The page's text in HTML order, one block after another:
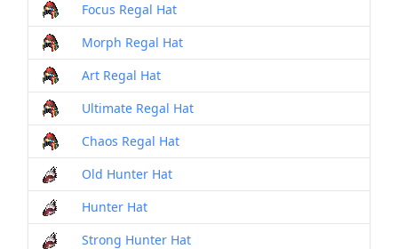
Focus Regal Hat
Morph Regal Hat
Art Regal Hat
Ultimate Regal Hat
Chaos Regal Hat
Old Hunter Hat
Hunter Hat
Strong Hunter Hat